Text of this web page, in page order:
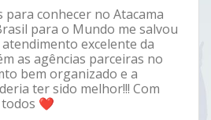
conhecer no Atacama
para o Mundo me salvou
excelente da
as agências parceiras no
bem organizado e a
ter sido melhor!!! Com
todos ❤️